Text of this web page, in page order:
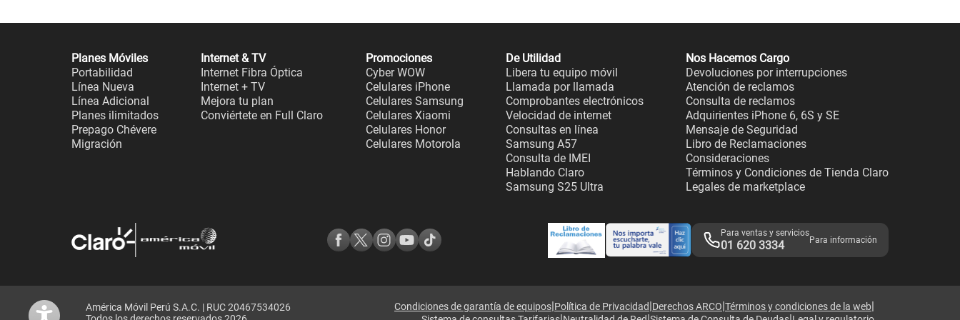
Planes Móviles
Portabilidad
Línea Nueva
Línea Adicional
Planes ilimitados
Prepago Chévere
Migración
Internet & TV
Internet Fibra Óptica
Internet + TV
Mejora tu plan
Conviértete en Full Claro
Promociones
Cyber WOW
Celulares iPhone
Celulares Samsung
Celulares Xiaomi
Celulares Honor
Celulares Motorola
De Utilidad
Libera tu equipo móvil
Llamada por llamada
Comprobantes electrónicos
Velocidad de internet
Consultas en línea
Samsung A57
Consulta de IMEI
Hablando Claro
Samsung S25 Ultra
Nos Hacemos Cargo
Devoluciones por interrupciones
Atención de reclamos
Consulta de reclamos
Adquirientes iPhone 6, 6S y SE
Mensaje de Seguridad
Libro de Reclamaciones
Consideraciones
Términos y Condiciones de Tienda Claro
Legales de marketplace
Para ventas y servicios
01 620 3334 Para información
América Móvil Perú S.A.C. | RUC 20467534026
Condiciones de garantía de equipos|Política de Privacidad|Derechos ARCO|Términos y condiciones de la web|